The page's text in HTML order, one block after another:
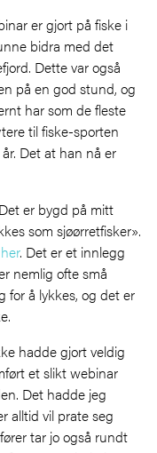
er gjort på fiske i
bidra med det
Dette var også
på en god stund, og
har som de fleste
til fiske-sporten
Det at han nå er
er bygd på mitt
som sjøørretfisker».
. Det er et innlegg
nemlig ofte små
for å lykkes, og det er
hadde gjort veldig
et slikt webinar
Det hadde jeg
alltid vil prate seg
tar jo også rundt